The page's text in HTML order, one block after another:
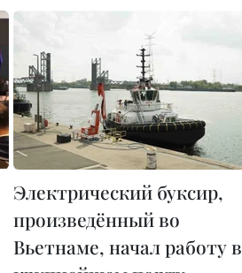
Электрический буксир,
произведённый во
Вьетнаме, начал работу в